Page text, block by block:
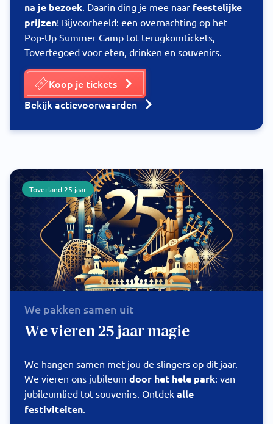
na je bezoek. Daarin ding je mee naar feestelijke
prijzen! Bijvoorbeeld: een overnachting op het
Pop-Up Summer Camp tot terugkomtickets,
Tovertegoed voor eten, drinken en souvenirs.
Koop je tickets
Bekijk actievoorwaarden
Toverland 25 jaar
We pakken samen uit
We vieren 25 jaar magie
We hangen samen met jou de slingers op dit jaar.
We vieren ons jubileum door het hele park: van
jubileumlied tot souvenirs. Ontdek alle
festiviteiten.